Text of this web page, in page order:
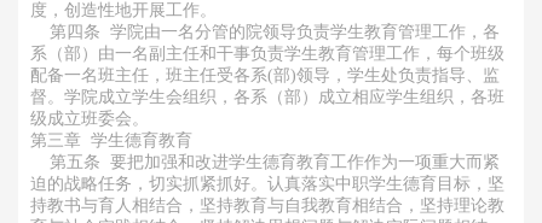
度，创造性地开展工作。
第四条 学院由一名分管的院领导负责学生教育管理工作，各
系（部）由一名副主任和干事负责学生教育管理工作，每个班级
配备一名班主任，班主任受各系(部)领导，学生处负责指导、监
督。学院成立学生会组织，各系（部）成立相应学生组织，各班
级成立班委会。
第三章 学生德育教育
第五条 要把加强和改进学生德育教育工作作为一项重大而紧
迫的战略任务，切实抓紧抓好。认真落实中职学生德育目标，坚
持教书与育人相结合，坚持教育与自我教育相结合，坚持理论教